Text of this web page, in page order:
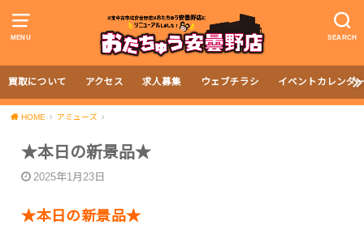
MENU SEARCH
買取について アクセス 求人募集 ウェブチラシ イベントカレンダ
HOME アミューズ
★本日の新景品★
2025年1月23日
★本日の新景品★